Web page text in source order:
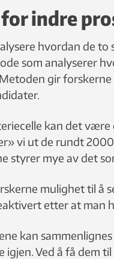
indre
hvordan de
som analyserer
gir
kan det
vi ut de rundt
styrer mye av det
mulighet til å
etter at man
kan
igjen. Ved å få dem